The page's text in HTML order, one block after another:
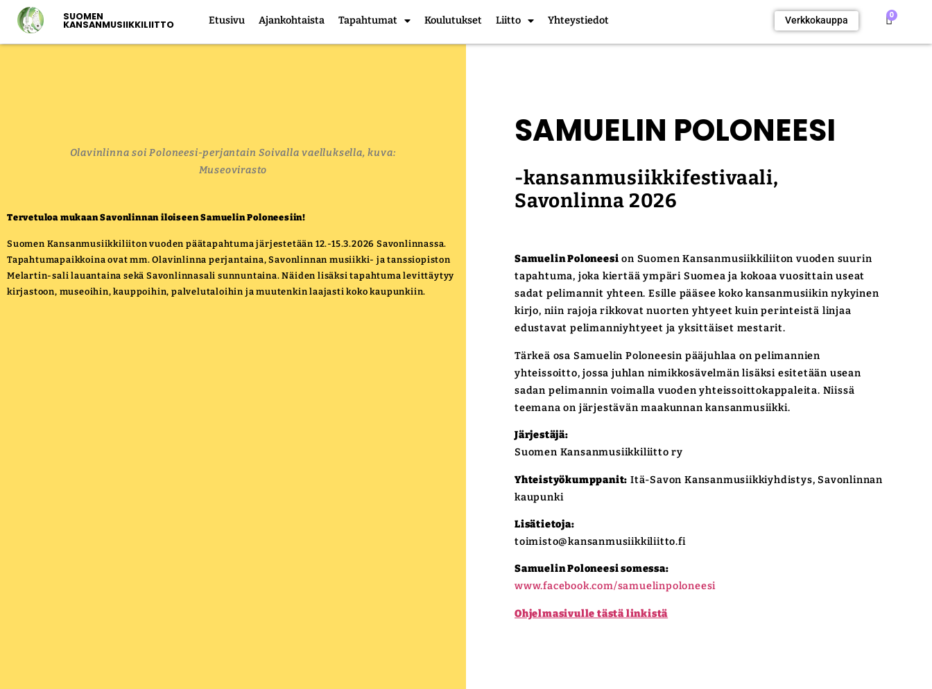
SUOMEN
KANSANMUSIIKKILIITTO Etusivu Ajankohtaista Tapahtumat Koulutukset Liitto Yhteystiedot Verkkokauppa 0
Olavinlinna soi Poloneesi-perjantain Soivalla vaelluksella, kuva:
Museovirasto
Tervetuloa mukaan Savonlinnan iloiseen Samuelin Poloneesiin!
Suomen Kansanmusiikkiliiton vuoden päätapahtuma järjestetään 12.-15.3.2026 Savonlinnassa.
Tapahtumapaikkoina ovat mm. Olavinlinna perjantaina, Savonlinnan musiikki- ja tanssiopiston
Melartin-sali lauantaina sekä Savonlinnasali sunnuntaina. Näiden lisäksi tapahtuma levittäytyy
kirjastoon, museoihin, kauppoihin, palvelutaloihin ja muutenkin laajasti koko kaupunkiin.
SAMUELIN POLONEESI
-kansanmusiikkifestivaali,
Savonlinna 2026
Samuelin Poloneesi on Suomen Kansanmusiikkiliiton vuoden suurin
tapahtuma, joka kiertää ympäri Suomea ja kokoaa vuosittain useat
sadat pelimannit yhteen. Esille pääsee koko kansanmusiikin nykyinen
kirjo, niin rajoja rikkovat nuorten yhtyeet kuin perinteistä linjaa
edustavat pelimanniyhtyeet ja yksittäiset mestarit.
Tärkeä osa Samuelin Poloneesin pääjuhlaa on pelimannien
yhteissoitto, jossa juhlan nimikkosävelmän lisäksi esitetään usean
sadan pelimannin voimalla vuoden yhteissoittokappaleita. Niissä
teemana on järjestävän maakunnan kansanmusiikki.
Järjestäjä:
Suomen Kansanmusiikkiliitto ry
Yhteistyökumppanit: Itä-Savon Kansanmusiikkiyhdistys, Savonlinnan
kaupunki
Lisätietoja:
toimisto@kansanmusiikkiliitto.fi
Samuelin Poloneesi somessa:
www.facebook.com/samuelinpoloneesi
Ohjelmasivulle tästä linkistä